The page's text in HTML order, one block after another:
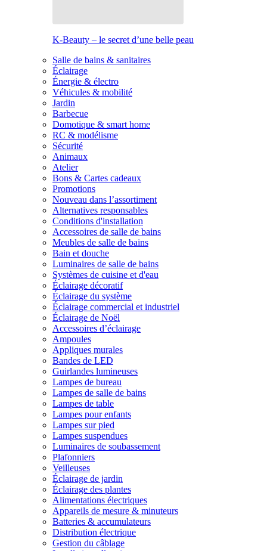
K-Beauty – le secret d’une belle peau
Salle de bains & sanitaires
Éclairage
Énergie & électro
Véhicules & mobilité
Jardin
Barbecue
Domotique & smart home
RC & modélisme
Sécurité
Animaux
Atelier
Bons & Cartes cadeaux
Promotions
Nouveau dans l’assortiment
Alternatives responsables
Conditions d'installation
Accessoires de salle de bains
Meubles de salle de bains
Bain et douche
Luminaires de salle de bains
Systèmes de cuisine et d'eau
Éclairage décoratif
Éclairage du système
Éclairage commercial et industriel
Éclairage de Noël
Accessoires d’éclairage
Ampoules
Appliques murales
Bandes de LED
Guirlandes lumineuses
Lampes de bureau
Lampes de salle de bains
Lampes de table
Lampes pour enfants
Lampes sur pied
Lampes suspendues
Luminaires de soubassement
Plafonniers
Veilleuses
Éclairage de jardin
Éclairage des plantes
Alimentations électriques
Appareils de mesure & minuteurs
Batteries & accumulateurs
Distribution électrique
Gestion du câblage